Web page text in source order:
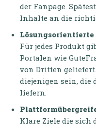
der Fanpage.
Inhalte an die
Für jedes Produkt
Portalen wie
von Dritten
diejenigen sein, die
liefern.
Klare Ziele die sich